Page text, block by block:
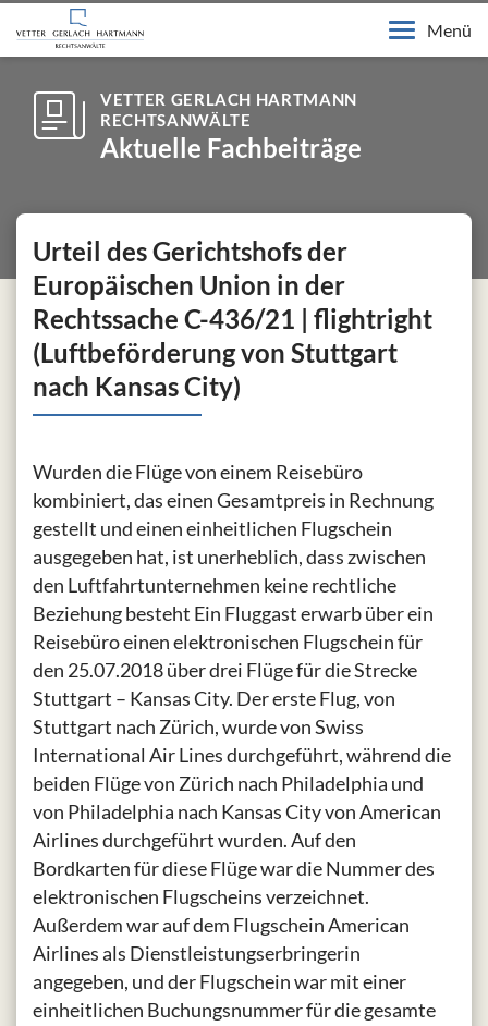
Menü
VETTER GERLACH HARTMANN
RECHTSANWÄLTE
Aktuelle Fachbeiträge
Urteil des Gerichtshofs der
Europäischen Union in der
Rechtssache C-436/21 | flightright
(Luftbeförderung von Stuttgart
nach Kansas City)
Wurden die Flüge von einem Reisebüro
kombiniert, das einen Gesamtpreis in Rechnung
gestellt und einen einheitlichen Flugschein
ausgegeben hat, ist unerheblich, dass zwischen
den Luftfahrtunternehmen keine rechtliche
Beziehung besteht Ein Fluggast erwarb über ein
Reisebüro einen elektronischen Flugschein für
den 25.07.2018 über drei Flüge für die Strecke
Stuttgart – Kansas City. Der erste Flug, von
Stuttgart nach Zürich, wurde von Swiss
International Air Lines durchgeführt, während die
beiden Flüge von Zürich nach Philadelphia und
von Philadelphia nach Kansas City von American
Airlines durchgeführt wurden. Auf den
Bordkarten für diese Flüge war die Nummer des
elektronischen Flugscheins verzeichnet.
Außerdem war auf dem Flugschein American
Airlines als Dienstleistungserbringerin
angegeben, und der Flugschein war mit einer
einheitlichen Buchungsnummer für die gesamte